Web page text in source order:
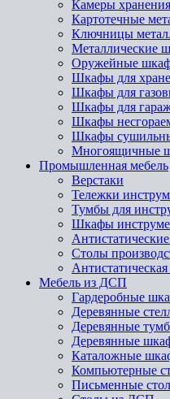
Камеры
Картотечные
Ключницы
Металлические
Оружейные
Шкафы для
Шкафы для
Шкафы для
Шкафы
Шкафы
Многоящичные
Промышленная мебель
Верстаки
Тележки
Тумбы для
Шкафы
Столы
Мебель из ДСП
Гардеробные
Деревянные
Деревянные
Деревянные
Каталожные
Компьютерные
Письменные